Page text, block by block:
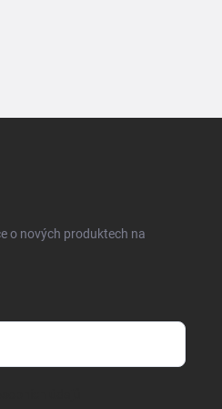
o nových produktech na